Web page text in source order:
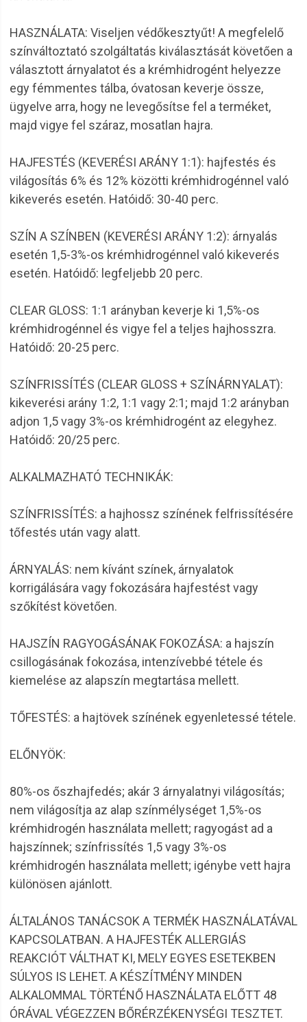
HASZNÁLATA: Viseljen védőkesztyűt! A megfelelő
színváltoztató szolgáltatás kiválasztását követően a
választott árnyalatot és a krémhidrogént helyezze
egy fémmentes tálba, óvatosan keverje össze,
ügyelve arra, hogy ne levegősítse fel a terméket,
majd vigye fel száraz, mosatlan hajra.
HAJFESTÉS (KEVERÉSI ARÁNY 1:1): hajfestés és
világosítás 6% és 12% közötti krémhidrogénnel való
kikeverés esetén. Hatóidő: 30-40 perc.
SZÍN A SZÍNBEN (KEVERÉSI ARÁNY 1:2): árnyalás
esetén 1,5-3%-os krémhidrogénnel való kikeverés
esetén. Hatóidő: legfeljebb 20 perc.
CLEAR GLOSS: 1:1 arányban keverje ki 1,5%-os
krémhidrogénnel és vigye fel a teljes hajhosszra.
Hatóidő: 20-25 perc.
SZÍNFRISSÍTÉS (CLEAR GLOSS + SZÍNÁRNYALAT):
kikeverési arány 1:2, 1:1 vagy 2:1; majd 1:2 arányban
adjon 1,5 vagy 3%-os krémhidrogént az elegyhez.
Hatóidő: 20/25 perc.
ALKALMAZHATÓ TECHNIKÁK:
SZÍNFRISSÍTÉS: a hajhossz színének felfrissítésére
tőfestés után vagy alatt.
ÁRNYALÁS: nem kívánt színek, árnyalatok
korrigálására vagy fokozására hajfestést vagy
szőkítést követően.
HAJSZÍN RAGYOGÁSÁNAK FOKOZÁSA: a hajszín
csillogásának fokozása, intenzívebbé tétele és
kiemelése az alapszín megtartása mellett.
TŐFESTÉS: a hajtövek színének egyenletessé tétele.
ELŐNYÖK:
80%-os őszhajfedés; akár 3 árnyalatnyi világosítás;
nem világosítja az alap színmélységet 1,5%-os
krémhidrogén használata mellett; ragyogást ad a
hajszínnek; színfrissítés 1,5 vagy 3%-os
krémhidrogén használata mellett; igénybe vett hajra
különösen ajánlott.
ÁLTALÁNOS TANÁCSOK A TERMÉK HASZNÁLATÁVAL
KAPCSOLATBAN. A HAJFESTÉK ALLERGIÁS
REAKCIÓT VÁLTHAT KI, MELY EGYES ESETEKBEN
SÚLYOS IS LEHET. A KÉSZÍTMÉNY MINDEN
ALKALOMMAL TÖRTÉNŐ HASZNÁLATA ELŐTT 48
ÓRÁVAL VÉGEZZEN BŐRÉRZÉKENYSÉGI TESZTET.